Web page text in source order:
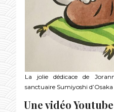
La jolie dédicace de
sanctuaire Sumiyoshi d’Osaka
Une vidéo Youtube